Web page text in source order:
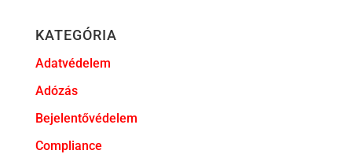
KATEGÓRIA
Adatvédelem
Adózás
Bejelentővédelem
Compliance